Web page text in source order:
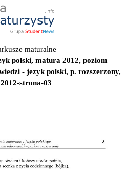
maturalne
polski, matura 2012, poziom
- jezyk polski, p. rozszerzony,
strona-03